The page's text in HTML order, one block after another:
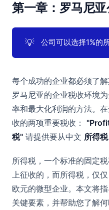
第一章：罗马尼
💡 公司可以选择1%的
每个成功的企业都必须了
罗马尼亚的企业税收环境
率和最大化利润的方法。
收的两项重要税收：
税" 请提供要从中文 所得税.
所得税，一个标准的固定
上征收的，而所得税，仅仅
欧元的微型企业。本文将
关键要素，并帮助您了解